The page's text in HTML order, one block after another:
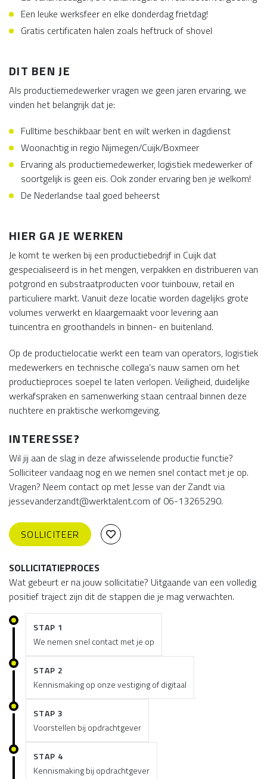
Een leuke werksfeer en elke donderdag frietdag!
Gratis certificaten halen zoals heftruck of shovel
DIT BEN JE
Als productiemedewerker vragen we geen jaren ervaring, we
vinden het belangrijk dat je:
Fulltime beschikbaar bent en wilt werken in dagdienst
Woonachtig in regio Nijmegen/Cuijk/Boxmeer
Ervaring als productiemedewerker, logistiek medewerker of
soortgelijk is geen eis. Ook zonder ervaring ben je welkom!
De Nederlandse taal goed beheerst
HIER GA JE WERKEN
Je komt te werken bij een productiebedrijf in Cuijk dat
gespecialiseerd is in het mengen, verpakken en distribueren van
potgrond en substraatproducten voor tuinbouw, retail en
particuliere markt. Vanuit deze locatie worden dagelijks grote
volumes verwerkt en klaargemaakt voor levering aan
tuincentra en groothandels in binnen- en buitenland.
Op de productielocatie werkt een team van operators, logistiek
medewerkers en technische collega’s nauw samen om het
productieproces soepel te laten verlopen. Veiligheid, duidelijke
werkafspraken en samenwerking staan centraal binnen deze
nuchtere en praktische werkomgeving.
INTERESSE?
Wil jij aan de slag in deze afwisselende productie functie?
Solliciteer vandaag nog en we nemen snel contact met je op.
Vragen? Neem contact op met Jesse van der Zandt via
jessevanderzandt@werktalent.com of 06-13265290.
SOLLICITEER
SOLLICITATIEPROCES
Wat gebeurt er na jouw sollicitatie? Uitgaande van een volledig
positief traject zijn dit de stappen die je mag verwachten.
STAP 1
We nemen snel contact met je op
STAP 2
Kennismaking op onze vestiging of digitaal
STAP 3
Voorstellen bij opdrachtgever
STAP 4
Kennismaking bij opdrachtgever